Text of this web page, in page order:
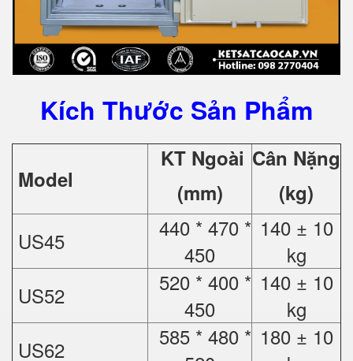
Kích Thước Sản Phẩm
Model
KT Ngoài
(mm)
Cân Nặng
(kg)
US45
440 * 470 *
450
140 ± 10
kg
US52
520 * 400 *
450
140 ± 10
kg
US62
585 * 480 * 180 ± 10